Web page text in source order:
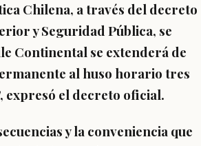
Chilena, a través del decreto
y Seguridad Pública, se
Continental se extenderá de
al huso horario tres
expresó el decreto oficial.
y la conveniencia que